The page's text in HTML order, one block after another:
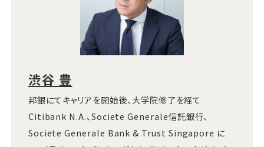
渋谷 豊
邦銀にてキャリアを開始後、大学院修了を経て
Citibank N.A.、Societe Generale信託銀行、
Societe Generale Bank & Trust Singapore に